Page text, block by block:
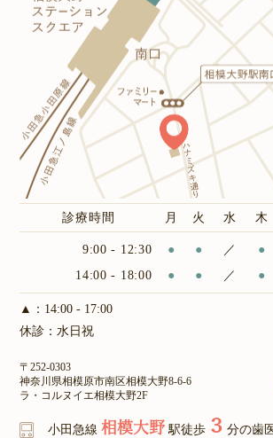
診療時間 月 火 水 木
9:00 - 12:30 ● ● ／ ●
14:00 - 18:00
● ● ／ ●
▲：14:00 - 17:00
休診：水日祝
〒252-0303
神奈川県相模原市南区相模大野8-6-6
ラ・コルヌイエ相模大野2F
小田急線相模大野 駅徒歩 ３分の歯